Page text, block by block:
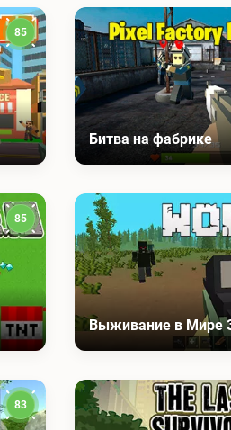
85
Битва на фабрике
85
Выживание в Мире
83